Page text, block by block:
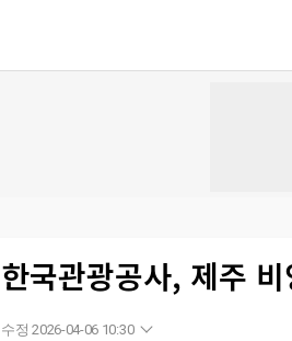
한국관광공사, 제주
수정 2026-04-06 10:30